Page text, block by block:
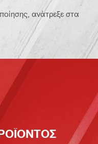
ανάτρεξε στα